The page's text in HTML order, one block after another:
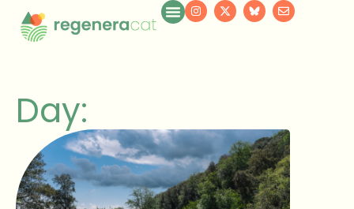
Day: